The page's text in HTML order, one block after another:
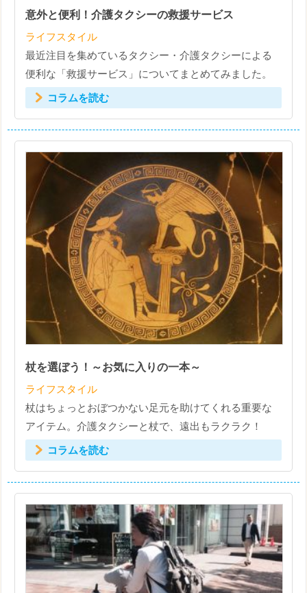
意外と便利！介護タクシーの救援サービス
ライフスタイル
最近注目を集めているタクシー・介護タクシーによる
便利な「救援サービス」についてまとめてみました。
コラムを読む
杖を選ぼう！～お気に入りの一本～
ライフスタイル
杖はちょっとおぼつかない足元を助けてくれる重要な
アイテム。介護タクシーと杖で、遠出もラクラク！
コラムを読む